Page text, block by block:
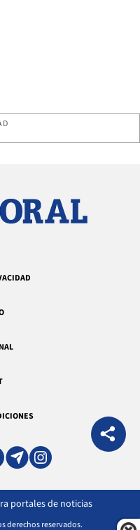
portales de noticias
derechos reservados.